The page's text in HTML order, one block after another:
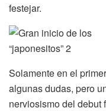
festejar.
Solamente en el
algunas dudas, pero
nerviosismo del debut